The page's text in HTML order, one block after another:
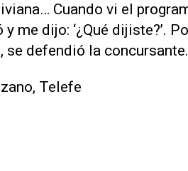
Cuando vi el
me dijo: ‘¿Qué dijiste?’.
se defendió la concursante.